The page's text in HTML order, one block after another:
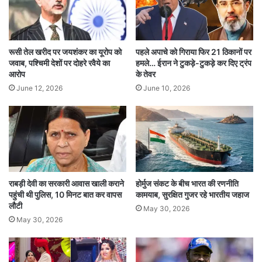
महिला को अपने पति से भरण-पोषण नहीं मिलता और उसे
पति की संपत्ति के खिलाफ भी कोई कानूनी उपाय न दिया
जाए, तो यह न्याय के सिद्धांतों के खिलाफ होगा। अदालत ने
माना कि भले ही कानून में यह बात स्पष्ट शब्दों में न लिखी हो,
लेकिन पत्नी का मेंटेनेंस का अधिकार केवल पति तक सीमित
नहीं है, बल्कि उसकी संपत्ति तक भी विस्तृत होता है।
यह मामला उस स्थिति से जुड़ा था, जहां पति ने पत्नी से
अलग रहते हुए अपनी जमीन बेच दी थी और बाद में पत्नी ने
भरण-पोषण की कार्यवाही शुरू की। फैमिली कोर्ट ने संपत्ति
को अटैच करते हुए पत्नी के पक्ष में फैसला दिया था, जिसे
सही ठहराते हुए कहा कि पत्नी का अधिकार कमजोर नहीं
रूसी तेल खरीद पर जयशंकर का यूरोप को
जवाब, पश्चिमी देशों पर दोहरे रवैये का
आरोप
June 12, 2026
पहले अपाचे को गिराया फिर 21 ठिकानों पर
हमले… ईरान ने टुकड़े-टुकड़े कर दिए ट्रंप
के तेवर
June 10, 2026
राबड़ी देवी का सरकारी आवास खाली कराने
पहुंची थी पुलिस, 10 मिनट बात कर वापस
लौटी
May 30, 2026
होर्मुज संकट के बीच भारत की रणनीति
कामयाब, सुरक्षित गुजर रहे भारतीय जहाज
May 30, 2026